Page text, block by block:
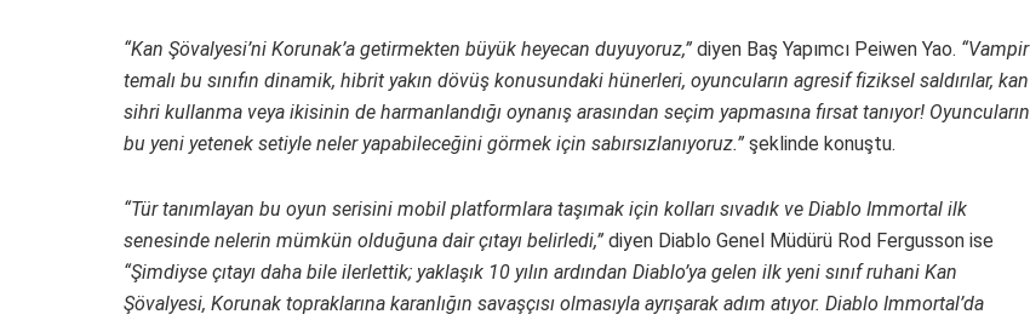
“Kan Şövalyesi’ni Korunak’a getirmekten büyük heyecan duyuyoruz,” diyen Baş Yapımcı Peiwen Yao. “Vampir
temalı bu sınıfın dinamik, hibrit yakın dövüş konusundaki hünerleri, oyuncuların agresif fiziksel saldırılar, kan
sihri kullanma veya ikisinin de harmanlandığı oynanış arasından seçim yapmasına fırsat tanıyor! Oyuncuların
bu yeni yetenek setiyle neler yapabileceğini görmek için sabırsızlanıyoruz.” şeklinde konuştu.
“Tür tanımlayan bu oyun serisini mobil platformlara taşımak için kolları sıvadık ve Diablo Immortal ilk
senesinde nelerin mümkün olduğuna dair çıtayı belirledi,” diyen Diablo Genel Müdürü Rod Fergusson ise
“Şimdiyse çıtayı daha bile ilerlettik; yaklaşık 10 yılın ardından Diablo’ya gelen ilk yeni sınıf ruhani Kan
Şövalyesi, Korunak topraklarına karanlığın savaşçısı olmasıyla ayrışarak adım atıyor. Diablo Immortal’da